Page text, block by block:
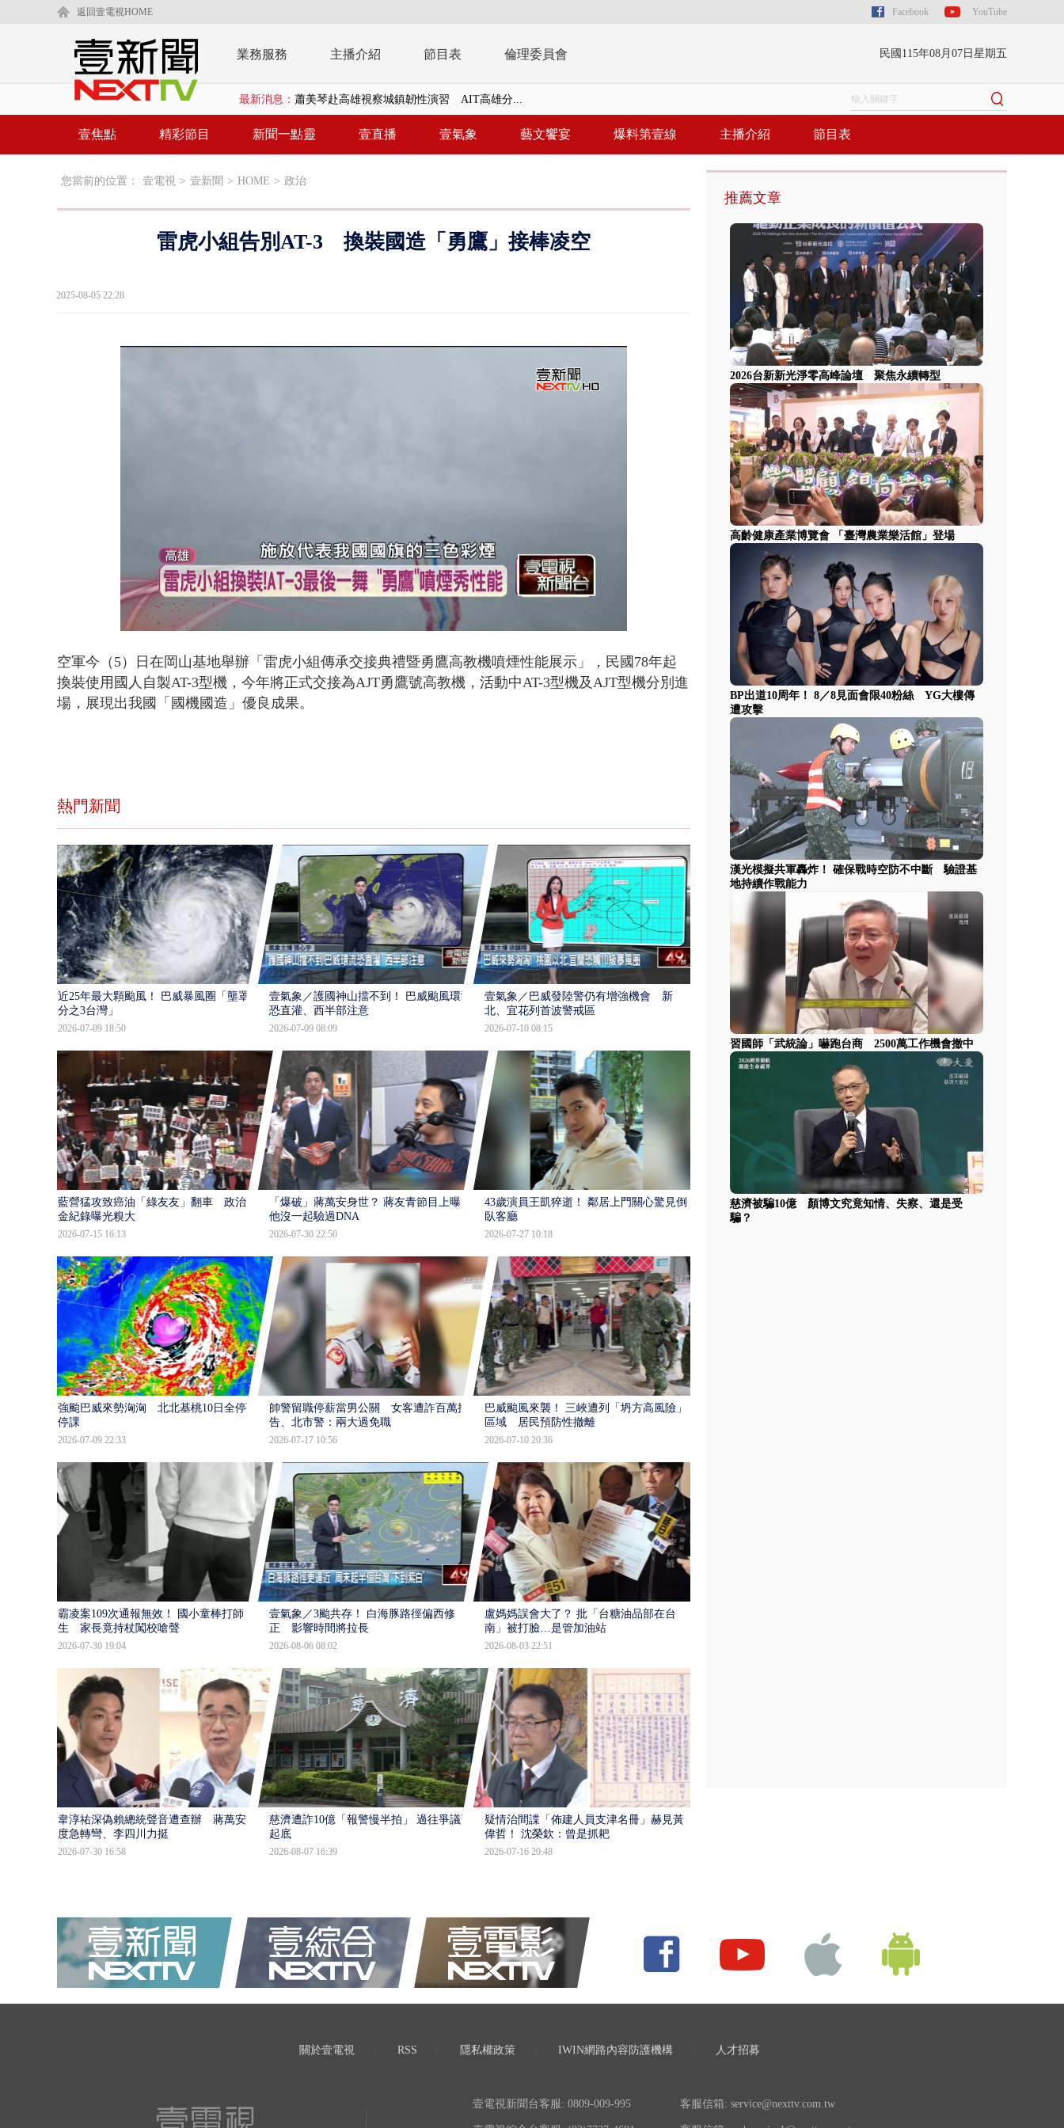
返回壹電視HOME Facebook YouTube
業務服務 主播介紹 節目表 倫理委員會 民國115年08月07日星期五
最新消息： 蕭美琴赴高雄視察城鎮韌性演習 AIT高雄分...
「鯨魚」挾風雨肆虐菲律賓 土石流災情釀6
壹焦點 精彩節目 新聞一點靈 壹直播 壹氣象 藝文饗宴 爆料第壹線 主播介紹 節目表
您當前的位置： 壹電視 > 壹新聞 > HOME > 政治
雷虎小組告別AT-3 換裝國造「勇鷹」接棒凌空
2025-08-05 22:28
Unmute
38.02%
空軍今（5）日在岡山基地舉辦「雷虎小組傳承交接典禮暨勇鷹高教機噴煙性能展示」，民國78年起
換裝使用國人自製AT-3型機，今年將正式交接為AJT勇鷹號高教機，活動中AT-3型機及AJT型機分別進
場，展現出我國「國機國造」優良成果。
熱門新聞
近25年最大顆颱風！ 巴威暴風圈「壟罩4
分之3台灣」
2026-07-09 18:50
壹氣象／護國神山擋不到！ 巴威颱風環流
恐直灌、西半部注意
2026-07-09 08:09
壹氣象／巴威發陸警仍有增強機會 新
北、宜花列首波警戒區
2026-07-10 08:15
藍營猛攻致癌油「綠友友」翻車 政治獻
金紀錄曝光糗大
2026-07-15 16:13
「爆破」蔣萬安身世？ 蔣友青節目上曝：
他沒一起驗過DNA
2026-07-30 22:50
43歲演員王凱猝逝！ 鄰居上門關心驚見倒
臥客廳
2026-07-27 10:18
強颱巴威來勢洶洶 北北基桃10日全停班
停課
2026-07-09 22:33
帥警留職停薪當男公關 女客遭詐百萬提
告、北市警：兩大過免職
2026-07-17 10:56
巴威颱風來襲！ 三峽遭列「坍方高風險」
區域 居民預防性撤離
2026-07-10 20:36
霸凌案109次通報無效！ 國小童棒打師
生 家長竟持杖闖校嗆聲
2026-07-30 19:04
壹氣象／3颱共存！ 白海豚路徑偏西修
正 影響時間將拉長
2026-08-06 08:02
盧媽媽誤會大了？ 批「台糖油品部在台
南」被打臉…是管加油站
2026-08-03 22:51
韋淳祐深偽賴總統聲音遭查辦 蔣萬安態
度急轉彎、李四川力挺
2026-07-30 16:58
慈濟遭詐10億「報警慢半拍」 過往爭議遭
起底
2026-08-07 16:39
疑情治間諜「佈建人員支津名冊」赫見黃
偉哲！ 沈榮欽：曾是抓耙
2026-07-16 20:48
推薦文章
2026台新新光淨零高峰論壇 聚焦永續轉型
高齡健康產業博覽會 「臺灣農業樂活館」登場
BP出道10周年！ 8／8見面會限40粉絲 YG大樓傳
遭攻擊
漢光模擬共軍轟炸！ 確保戰時空防不中斷 驗證基
地持續作戰能力
習國師「武統論」嚇跑台商 2500萬工作機會撤中
慈濟被騙10億 顏博文究竟知情、失察、還是受
騙？
關於壹電視 RSS 隱私權政策 IWIN網路內容防護機構 人才招募
壹電視新聞台客服: 0809-009-995 客服信箱: service@nexttv.com.tw